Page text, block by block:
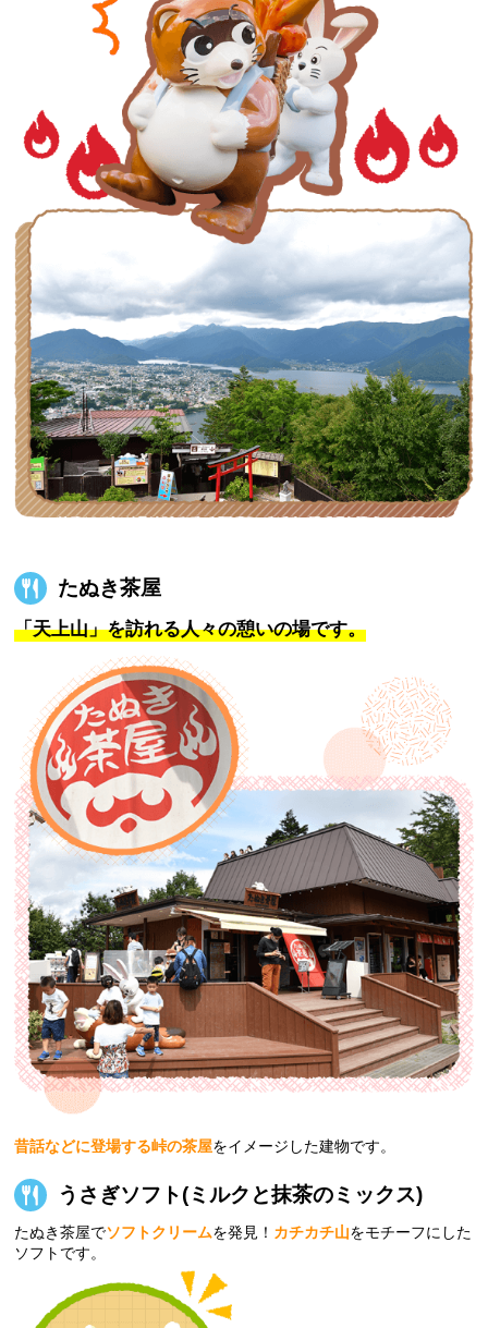
たぬき茶屋
「天上山」を訪れる人々の憩いの場です。
昔話などに登場する峠の茶屋をイメージした建物です。
うさぎソフト(ミルクと抹茶のミックス)
たぬき茶屋でソフトクリームを発見！ カチカチ山をモチーフにした
ソフトです。